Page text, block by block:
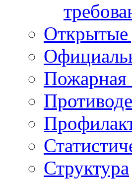
Открытые
Пожарная
Структура